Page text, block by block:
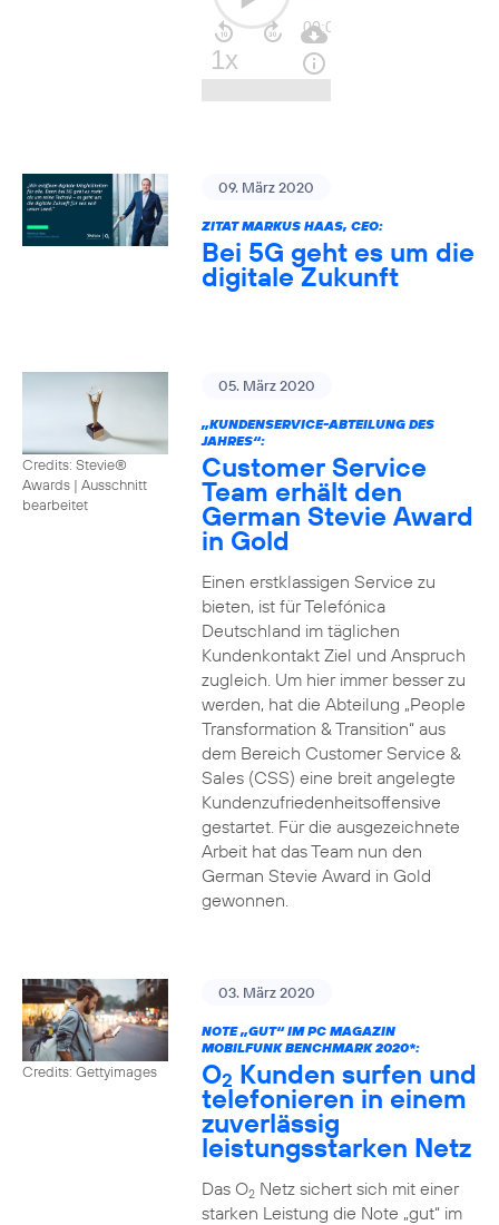
09. März 2020
ZITAT MARKUS HAAS, CEO:
Bei 5G geht es um die
digitale Zukunft
Credits: Stevie®
Awards | Ausschnitt
bearbeitet
05. März 2020
„KUNDENSERVICE-ABTEILUNG DES
JAHRES“:
Customer Service
Team erhält den
German Stevie Award
in Gold
Einen erstklassigen Service zu
bieten, ist für Telefónica
Deutschland im täglichen
Kundenkontakt Ziel und Anspruch
zugleich. Um hier immer besser zu
werden, hat die Abteilung „People
Transformation & Transition“ aus
dem Bereich Customer Service &
Sales (CSS) eine breit angelegte
Kundenzufriedenheitsoffensive
gestartet. Für die ausgezeichnete
Arbeit hat das Team nun den
German Stevie Award in Gold
gewonnen.
Credits: Gettyimages
03. März 2020
NOTE „GUT“ IM PC MAGAZIN
MOBILFUNK BENCHMARK 2020*:
O2 Kunden surfen und
telefonieren in einem
zuverlässig
leistungsstarken Netz
Das O2Netz sichert sich mit einer
starken Leistung die Note „gut“ im